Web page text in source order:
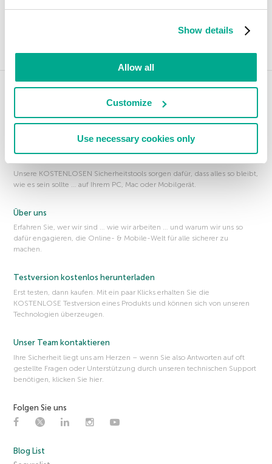
Show details
Allow all
Customize
Use necessary cookies only
Spam und Phishing
Sicherheitslücken und Hacker
Produkte für Ihren Schutz
Mit unseren innovativen Produkten schützen Sie das, was Ihnen wichtig
Unsere KOSTENLOSEN Sicherheitstools sorgen dafür, dass alles so bleibt,
wie es sein sollte … auf Ihrem PC, Mac oder Mobilgerät.
Über uns
Erfahren Sie, wer wir sind … wie wir arbeiten … und warum wir uns so
dafür engagieren, die Online- & Mobile-Welt für alle sicherer zu
machen.
Testversion kostenlos herunterladen
Erst testen, dann kaufen. Mit ein paar Klicks erhalten Sie die
KOSTENLOSE Testversion eines Produkts und können sich von unseren
Technologien überzeugen.
Unser Team kontaktieren
Ihre Sicherheit liegt uns am Herzen – wenn Sie also Antworten auf oft
gestellte Fragen oder Unterstützung durch unseren technischen Support
benötigen, klicken Sie hier.
Folgen Sie uns
Blog List